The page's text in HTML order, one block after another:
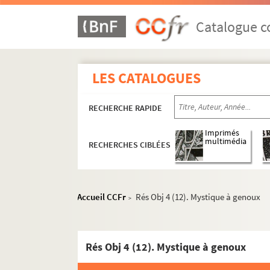
Catalogue
LES CATALOGUES
RECHERCHE RAPIDE
RECHERCHES CIBLÉES
Imprimés
multimédia
Accueil CCFr > Rés Obj 4 (12). Mystique à genoux
Rés Obj 4 (12). Mystique à genoux
Rés Obj 1. Globe terrestre réalisé par le père